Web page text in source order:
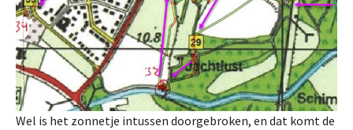
Wel is het zonnetje intussen doorgebroken, en dat komt de